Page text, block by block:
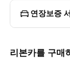
연장보증
리본카를 구매